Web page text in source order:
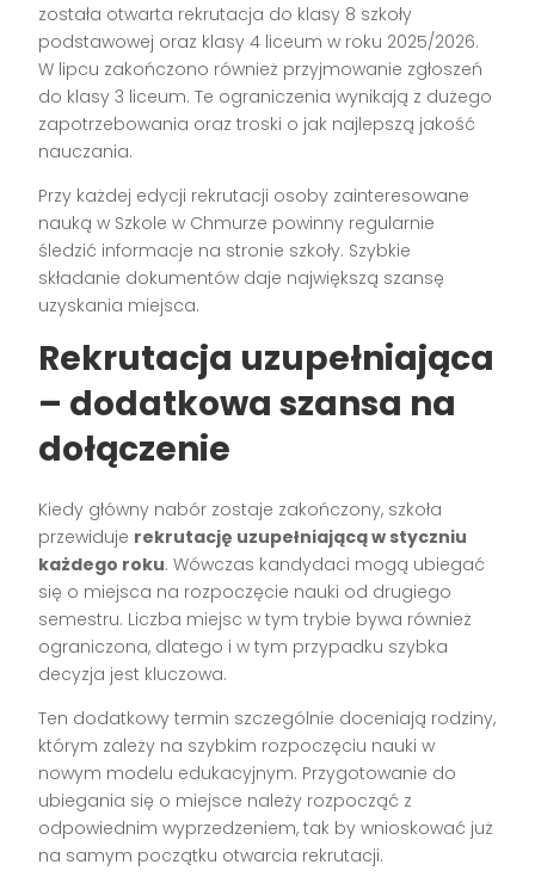
została otwarta rekrutacja do klasy 8 szkoły
podstawowej oraz klasy 4 liceum w roku 2025/2026.
W lipcu zakończono również przyjmowanie zgłoszeń
do klasy 3 liceum. Te ograniczenia wynikają z dużego
zapotrzebowania oraz troski o jak najlepszą jakość
nauczania.
Przy każdej edycji rekrutacji osoby zainteresowane
nauką w Szkole w Chmurze powinny regularnie
śledzić informacje na stronie szkoły. Szybkie
składanie dokumentów daje największą szansę
uzyskania miejsca.
Rekrutacja uzupełniająca
– dodatkowa szansa na
dołączenie
Kiedy główny nabór zostaje zakończony, szkoła
przewiduje rekrutację uzupełniającą w styczniu
każdego roku. Wówczas kandydaci mogą ubiegać
się o miejsca na rozpoczęcie nauki od drugiego
semestru. Liczba miejsc w tym trybie bywa również
ograniczona, dlatego i w tym przypadku szybka
decyzja jest kluczowa.
Ten dodatkowy termin szczególnie doceniają rodziny,
którym zależy na szybkim rozpoczęciu nauki w
nowym modelu edukacyjnym. Przygotowanie do
ubiegania się o miejsce należy rozpocząć z
odpowiednim wyprzedzeniem, tak by wnioskować już
na samym początku otwarcia rekrutacji.